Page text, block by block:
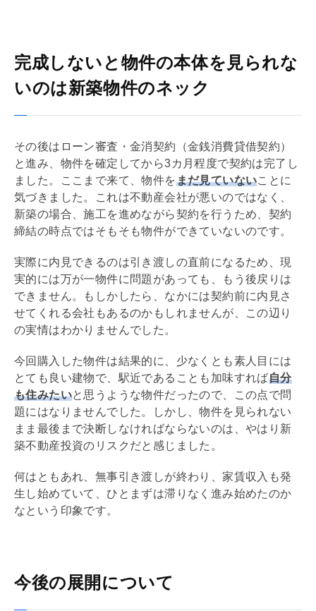
完成しないと物件の本体を見られな
いのは新築物件のネック
その後はローン審査・ 金消契約（​金銭消費貸借契約​）
と進み、物件を確定してから3カ月程度で契約は完了し
ました。ここまで来て、物件をまだ見ていないことに
気づきました。これは不動産会社が悪いのではなく、
新築の場合、施工を進めながら契約を行うため、契約
締結の時点ではそもそも物件ができていないのです。
実際に内見できるのは引き渡しの直前になるため、現
実的には万が一物件に問題があっても、もう後戻りは
できません。もしかしたら、なかには契約前に内見さ
せてくれる会社もあるのかもしれませんが、この辺り
の実情はわかりませんでした。
今回購入した物件は結果的に、少なくとも素人目には
とても良い建物で、駅近であることも加味すれば自分
も住みたいと思うような物件だったので、この点で問
題にはなりませんでした。しかし、物件を見られない
まま最後まで決断しなければならないのは、やはり新
築不動産投資のリスクだと感じました。
何はともあれ、無事引き渡しが終わり、家賃収入も発
生し始めていて、ひとまずは滞りなく進み始めたのか
なという印象です。
今後の展開について